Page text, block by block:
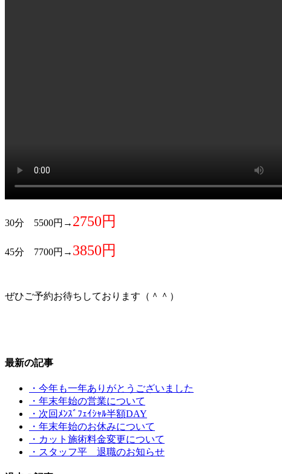
30分 5500円→ 2750円
45分 7700円→ 3850円
ぜひご予約お待ちしております（＾＾）
最新の記事
・今年も一年ありがとうございました
・年末年始の営業について
・次回ﾒﾝｽﾞﾌｪｲｼｬﾙ半額DAY
・年末年始のお休みについて
・カット施術料金変更について
・スタッフ平 退職のお知らせ